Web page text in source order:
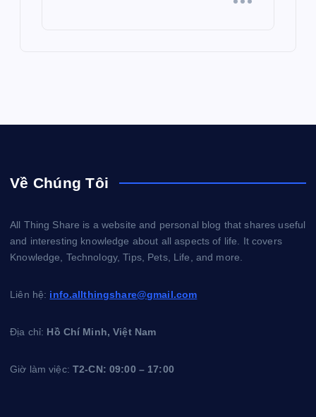
Về Chúng Tôi
All Thing Share is a website and personal blog that shares useful
and interesting knowledge about all aspects of life. It covers
Knowledge, Technology, Tips, Pets, Life, and more.
Liên hệ: info.allthingshare@gmail.com
Địa chỉ: Hồ Chí Minh, Việt Nam
Giờ làm việc:T2-CN: 09:00 – 17:00